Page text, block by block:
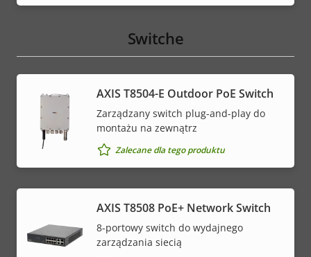
Switche
AXIS T8504-E Outdoor PoE Switch
Zarządzany switch plug-and-play do
montażu na zewnątrz
Zalecane dla tego produktu
AXIS T8508 PoE+ Network Switch
8-portowy switch do wydajnego
zarządzania siecią